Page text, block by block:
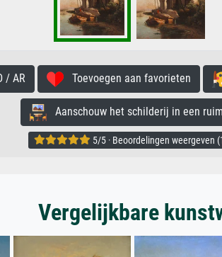
/ AR Toevoegen aan favorieten
Aanschouw het schilderij in een
5/5 · Beoordelingen weergeven
Vergelijkbare